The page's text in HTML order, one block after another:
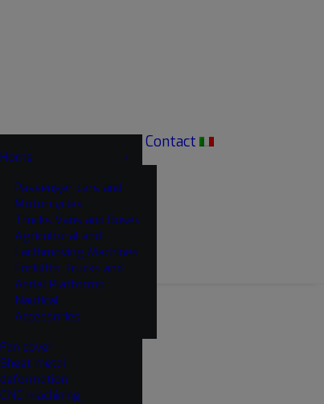
Horns
Passenger cars and
Motorcycles
Trucks Vans and Buses
Agricultural and
Earthmoving Machines
Forklifts Trucks and
Aerial Platforms
Nautical
Accessories
Fan cover
Sheet metal
deformation
CNC machining
Contact
Bus